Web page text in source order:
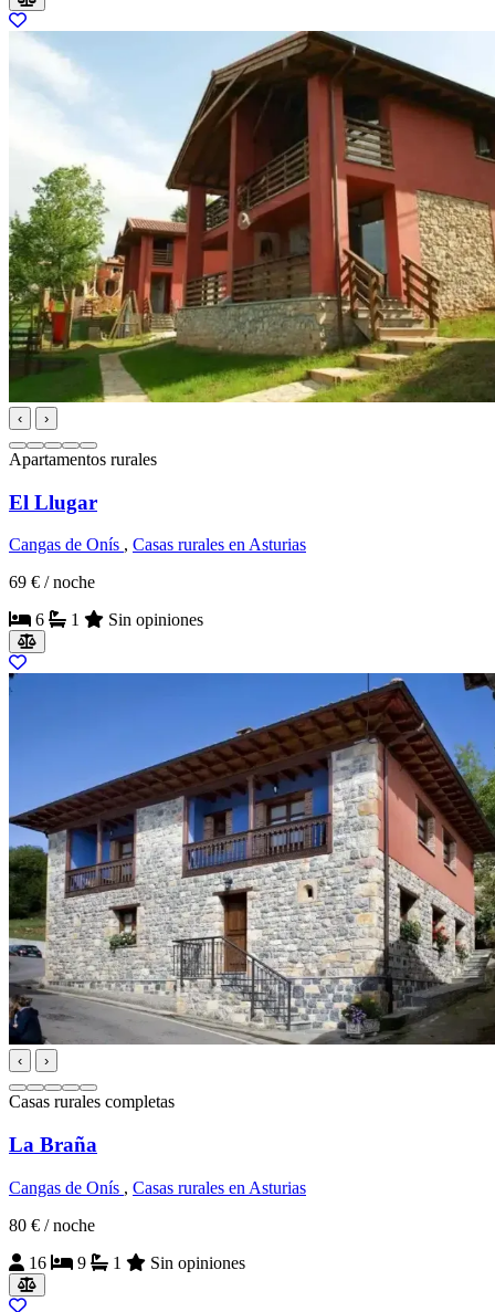
‹ ›
Apartamentos rurales
El Llugar
Cangas de Onís , Casas rurales en Asturias
69 € / noche
6
1 Sin opiniones
‹ ›
Casas rurales completas
La Braña
Cangas de Onís , Casas rurales en Asturias
80 € / noche
16
9 1 Sin opiniones